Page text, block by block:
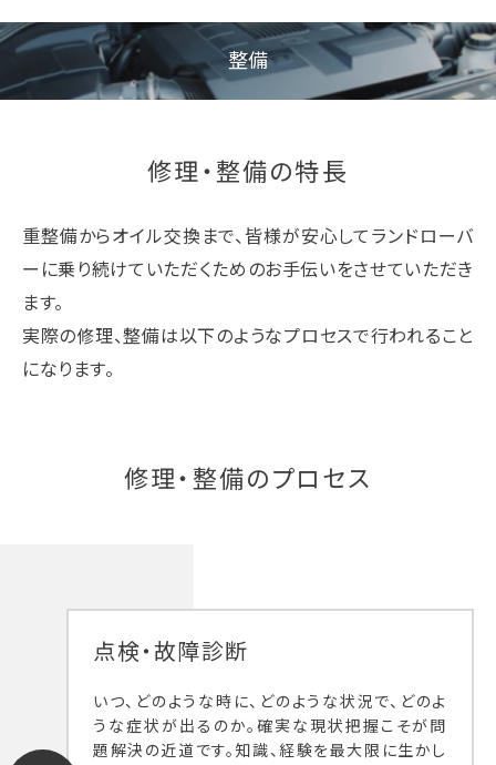
整備
修理・整備の特長
重整備からオイル交換まで、皆様が安心してランドローバ
ーに乗り続けていただくためのお手伝いをさせていただき
ます。
実際の修理、整備は以下のようなプロセスで行われること
になります。
修理・整備のプロセス
点検・故障診断
いつ、どのような時に、どのような状況で、どのよ
うな症状が出るのか。確実な現状把握こそが問
題解決の近道です。知識、経験を最大限に生かし